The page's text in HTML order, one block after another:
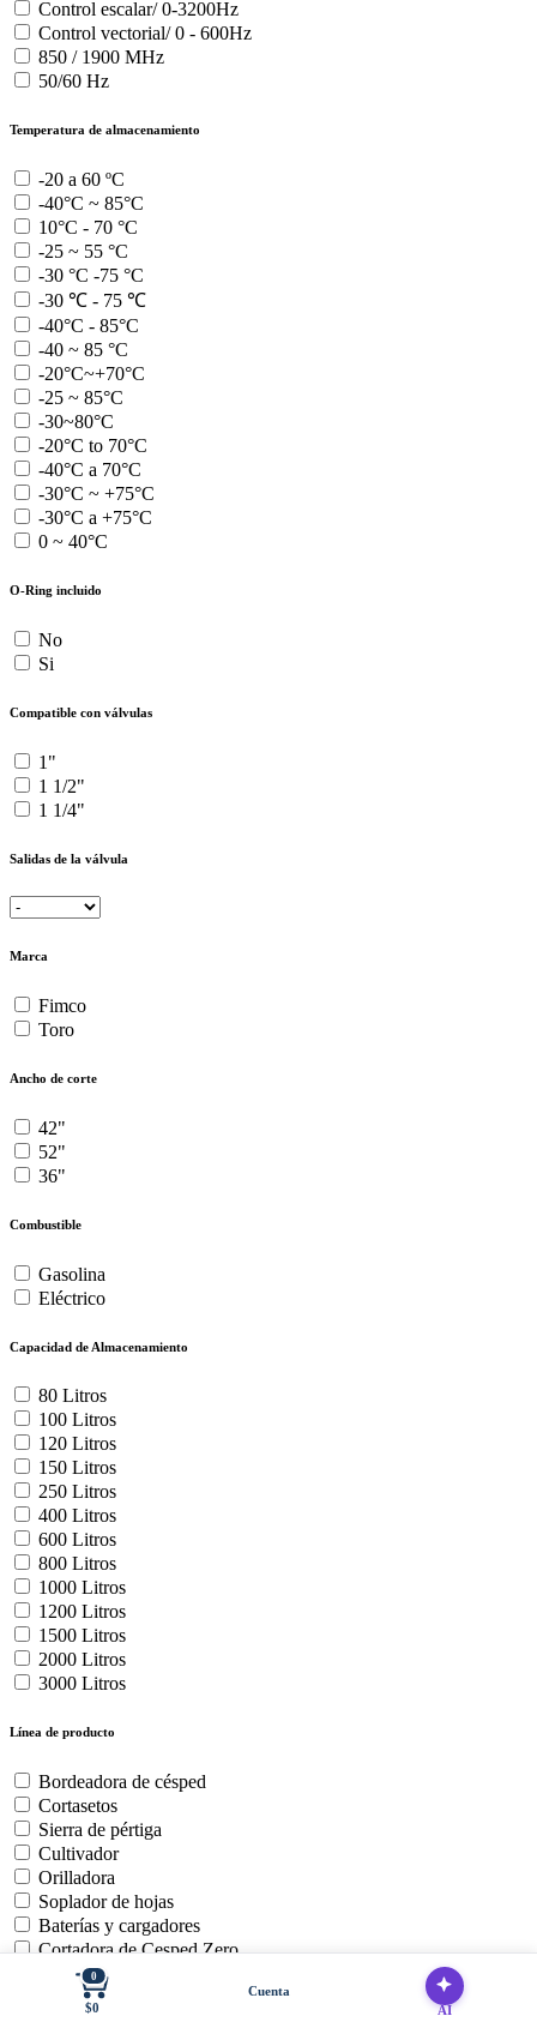
Control escalar/ 0-3200Hz
Control vectorial/ 0 - 600Hz
850 / 1900 MHz
50/60 Hz
Temperatura de almacenamiento
-20 a 60 ºC
-40°C ~ 85°C
10°C - 70 °C
-25 ~ 55 °C
-30 °C -75 °C
-30 ℃ - 75 ℃
-40°C - 85°C
-40 ~ 85 °C
-20°C~+70°C
-25 ~ 85°C
-30~80°C
-20°C to 70°C
-40°C a 70°C
-30°C ~ +75°C
-30°C a +75°C
0 ~ 40°C
O-Ring incluido
No
Si
Compatible con válvulas
1"
1 1/2"
1 1/4"
Salidas de la válvula
Marca
Fimco
Toro
Ancho de corte
42"
52"
36"
Combustible
Gasolina
Eléctrico
Capacidad de Almacenamiento
80 Litros
100 Litros
120 Litros
150 Litros
250 Litros
400 Litros
600 Litros
800 Litros
1000 Litros
1200 Litros
1500 Litros
2000 Litros
3000 Litros
Línea de producto
Bordeadora de césped
Cortasetos
Sierra de pértiga
Cultivador
Orilladora
Soplador de hojas
Baterías y cargadores
Cortadora de Cesped Zero
Motosierra
0
$0
Cuenta
AI